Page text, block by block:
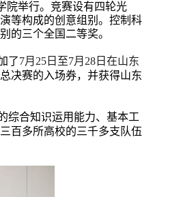
院举行。竞赛设有四轮光
等构成的创意组别。控制科
的三个全国二等奖。
了7月25日至7月28日在山东
决赛的入场券，并获得山东
综合知识运用能力、基本工
百多所高校的三千多支队伍